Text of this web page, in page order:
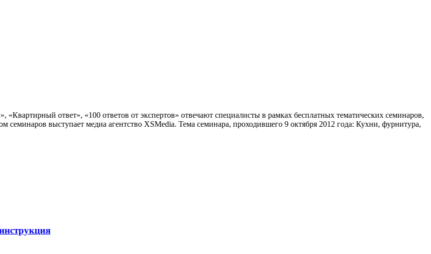
ответ», «100 ответов от экспертов» отвечают специалисты в рамках бесплатных тематических семинаров,
выступает медиа агентство XSMedia. Тема семинара, проходившего 9 октября 2012 года: Кухни, фурнитура,